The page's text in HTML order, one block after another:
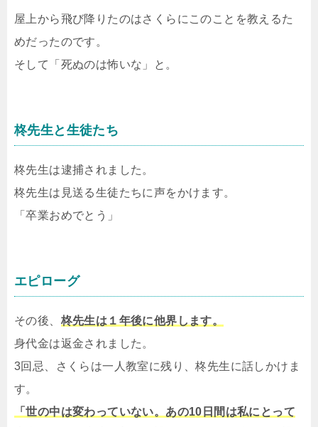
屋上から飛び降りたのはさくらにこのことを教えるた
めだったのです。
そして「死ぬのは怖いな」と。
柊先生と生徒たち
柊先生は逮捕されました。
柊先生は見送る生徒たちに声をかけます。
「卒業おめでとう」
エピローグ
その後、 柊先生は１年後に他界します。
身代金は返金されました。
3回忌、さくらは一人教室に残り、柊先生に話しかけま
す。
「世の中は変わっていない。あの10日間は私にとって